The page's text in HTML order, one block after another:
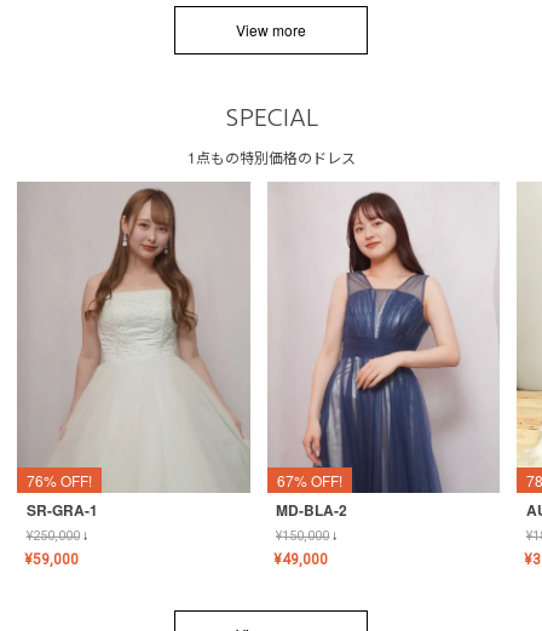
View more
SPECIAL
1点もの特別価格のドレス
76% OFF!
SR-GRA-1
¥250,000↓
¥59,000
67% OFF!
MD-BLA-2
¥150,000↓
¥49,000
¥
¥